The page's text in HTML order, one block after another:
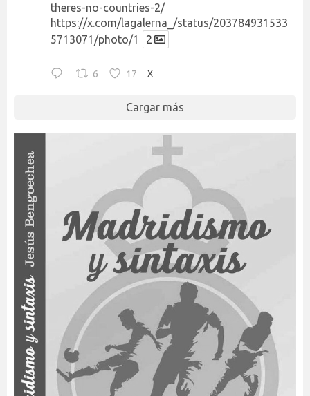
theres-no-countries-2/
https://x.com/lagalerna_/status/203784931533
5713071/photo/1
2
6 17 X
Cargar más